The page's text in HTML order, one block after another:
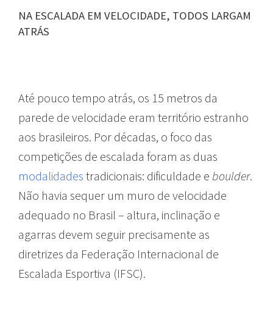
NA ESCALADA EM VELOCIDADE, TODOS LARGAM
ATRÁS
Até pouco tempo atrás, os 15 metros da
parede de velocidade eram território estranho
aos brasileiros. Por décadas, o foco das
competições de escalada foram as duas
modalidades tradicionais: dificuldade e boulder.
Não havia sequer um muro de velocidade
adequado no Brasil – altura, inclinação e
agarras devem seguir precisamente as
diretrizes da Federação Internacional de
Escalada Esportiva (IFSC).